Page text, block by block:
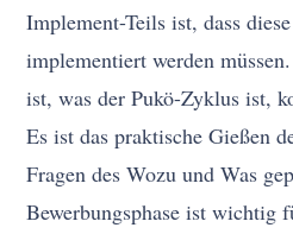
Implement-Teils ist, dass
implementiert werden
ist, was der Pukö-Zyklus ist,
Es ist das praktische Gießen
Fragen des Wozu und Was
Bewerbungsphase ist wichtig